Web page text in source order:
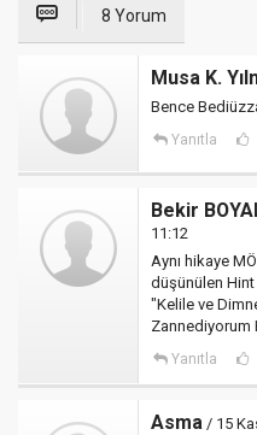
8 Yorum
Musa K.
Bence
Yanıtla
Bekir
11:12
Aynı hikaye
düşünülen Hint
"Kelile ve
Zannediyorum
Yanıtla
Asma / 15